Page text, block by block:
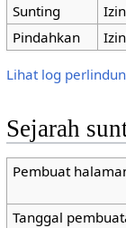
Sunting
Pindahkan
Lihat log
Sejarah
Pembuat
Tanggal